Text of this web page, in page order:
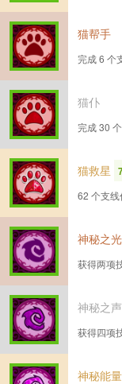
猫帮手
完成 6 个
猫仆
完成 30
猫救星
62 个支
神秘之光
获得两项
神秘之声
获得四项
神秘能量